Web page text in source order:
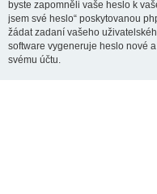
byste zapomněli vaše heslo k
jsem své heslo“ poskytovanou
žádat zadaní vašeho
software vygeneruje heslo nové
svému účtu.